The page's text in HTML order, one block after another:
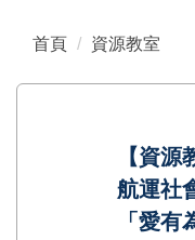
首頁 資源教室
【資
航運社
「愛